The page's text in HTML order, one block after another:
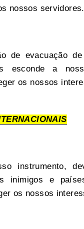
nossos servidores.
de evacuação
esconde a
os nossos
instrumento,
inimigos e
os nossos